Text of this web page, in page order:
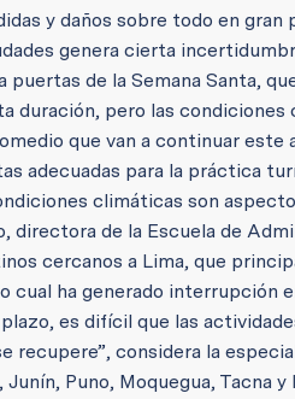
y daños sobre todo en gran
genera cierta
de la Semana Santa,
duración, pero las
que van a continuar este
adecuadas para la práctica
climáticas son
directora de la Escuela de
cercanos a Lima, que
ha generado interrupción
es difícil que las
recupere”, considera la
Puno, Moquegua, Tacna